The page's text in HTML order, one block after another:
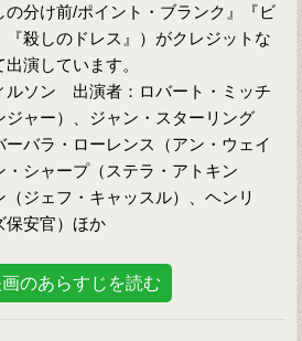
の分け前/ポイント・ブランク』『ビ
『殺しのドレス』）がクレジットな
演しています。
ルソン 出演者：ロバート・ミッチ
ジャー）、ジャン・スターリング
ーバラ・ローレンス（アン・ウェイ
・シャープ（ステラ・アトキン
ジェフ・キャッスル）、ヘンリ
保安官）ほか
のあらすじを読む